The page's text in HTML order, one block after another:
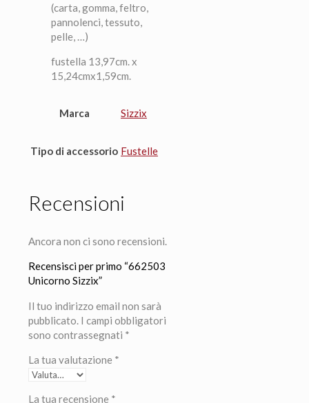
(carta, gomma, feltro,
pannolenci, tessuto,
pelle, …)
fustella 13,97cm. x
15,24cmx1,59cm.
Marca Sizzix
Tipo di accessorio Fustelle
Recensioni
Ancora non ci sono recensioni.
Recensisci per primo “662503
Unicorno Sizzix”
Il tuo indirizzo email non sarà
pubblicato. I campi obbligatori
sono contrassegnati *
La tua valutazione *
La tua recensione *